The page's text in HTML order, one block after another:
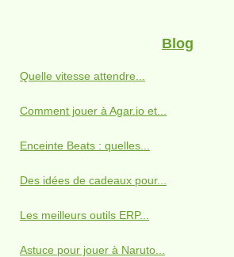
Blog
Quelle vitesse attendre...
Comment jouer à Agar.io et...
Enceinte Beats : quelles...
Des idées de cadeaux pour...
Les meilleurs outils ERP...
Astuce pour jouer à Naruto...